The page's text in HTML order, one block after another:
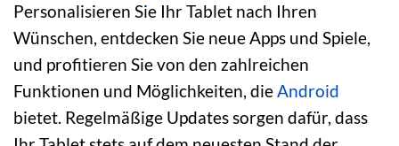
Personalisieren Sie Ihr Tablet nach Ihren
Wünschen, entdecken Sie neue Apps und Spiele,
und profitieren Sie von den zahlreichen
Funktionen und Möglichkeiten, dieAndroid
bietet. Regelmäßige Updates sorgen dafür, dass